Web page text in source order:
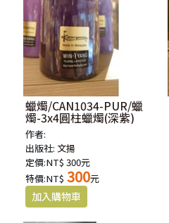
蠟燭/CAN1034-PUR/蠟
燭-3x4圓柱蠟燭(深紫)
作者:
出版社: 文揚
定價:NT$ 300元
特價:NT$ 300元